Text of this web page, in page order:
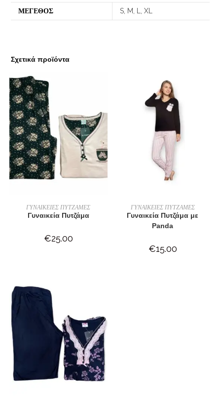
ΜΕΓΕΘΟΣ S, M, L, XL
Σχετικά προϊόντα
ΕΠΙΛΟΓΉ
ΓΥΝΑΙΚΕΙΕΣ ΠΥΤΖΑΜΕΣ
Γυναικεία Πυτζάμα
€25.00
ΕΠΙΛΟΓΉ
ΓΥΝΑΙΚΕΙΕΣ ΠΥΤΖΑΜΕΣ
Γυναικεία Πυτζάμα με
Panda
€15.00